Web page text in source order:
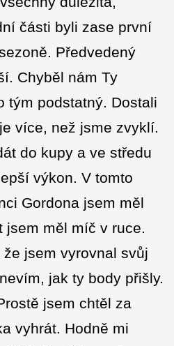
části byli zase první
Předvedený
Chyběl nám Ty
tým podstatný. Dostali
více, než jsme zvyklí.
do kupy a ve středu
výkon. V tomto
Gordona jsem měl
měl míč v ruce.
jsem vyrovnal svůj
jak ty body přišly.
jsem chtěl za
vyhrát. Hodně mi